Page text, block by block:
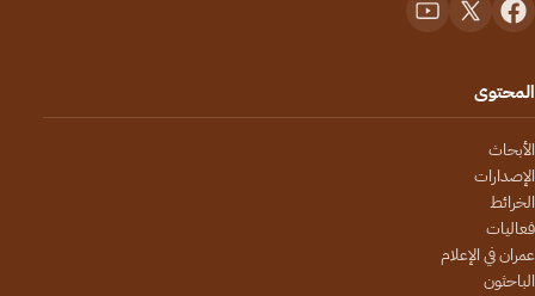
المحتوى
الأبحاث
الإصدارات
الخرائط
فعاليات
عمران في الإعلام
الباحثون